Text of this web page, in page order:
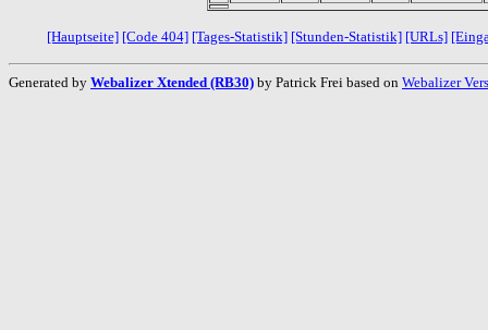
[Hauptseite] [Code 404] [Tages-Statistik] [Stunden-Statistik] [URLs]
Generated by Webalizer Xtended (RB30) by Patrick Frei based on Webalizer